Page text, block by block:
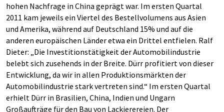
hohen Nachfrage in China geprägt war. Im ersten Quartal
2011 kam jeweils ein Viertel des Bestellvolumens aus Asien
und Amerika, während auf Deutschland 15% und auf die
anderen europäischen Länder etwa ein Drittel entfielen. Ralf
Dieter: „Die Investitionstätigkeit der Automobilindustrie
belebt sich zusehends in der Breite. Dürr profitiert von dieser
Entwicklung, da wir in allen Produktionsmärkten der
Automobilindustrie stark vertreten sind.“ Im ersten Quartal
erhielt Dürr in Brasilien, China, Indien und Ungarn
Großaufträge für den Bau von Lackierereien. Der